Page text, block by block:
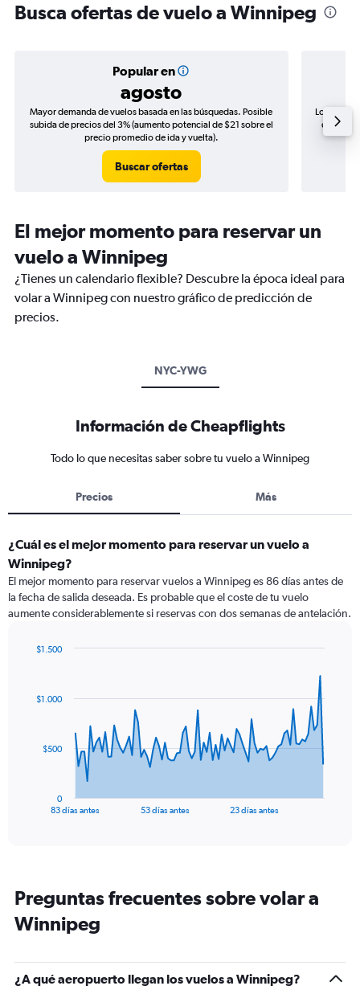
Busca ofertas de vuelo a Winnipeg
Popular en
agosto
Mayor demanda de vuelos basada en las búsquedas. Posible
subida de precios del 3% (aumento potencial de $21 sobre el
precio promedio de ida y vuelta).
Buscar ofertas
Los
de
El mejor momento para reservar un
vuelo a Winnipeg
¿Tienes un calendario flexible? Descubre la época ideal para
volar a Winnipeg con nuestro gráfico de predicción de
precios.
NYC-YWG
Información de Cheapflights
Todo lo que necesitas saber sobre tu vuelo a Winnipeg
Precios Más
¿Cuál es el mejor momento para reservar un vuelo a
Winnipeg?
El mejor momento para reservar vuelos a Winnipeg es 86 días antes de
la fecha de salida deseada. Es probable que el coste de tu vuelo
aumente considerablemente si reservas con dos semanas de antelación.
data
The
categories.
The
chart
1
Y
83 días antes 53 días antes 23 días antes
0
$500
$1.000
$1.500
Preguntas frecuentes sobre volar a
Winnipeg
¿A qué aeropuerto llegan los vuelos a Winnipeg?